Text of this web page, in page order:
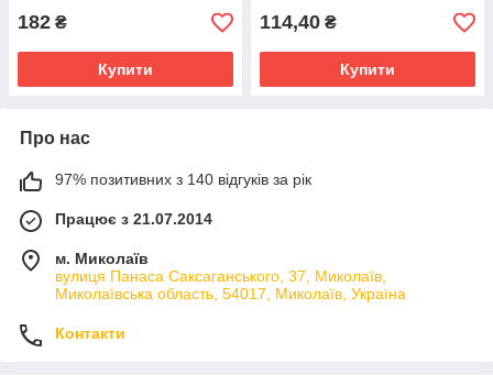
182 ₴
Купити
114,40 ₴
Купити
Про нас
97% позитивних з 140 відгуків за рік
Працює з 21.07.2014
м. Миколаїв
вулиця Панаса Саксаганського, 37, Миколаїв,
Миколаївська область, 54017, Миколаїв, Україна
Контакти